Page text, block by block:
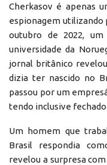
Cherkasov é apenas
espionagem utilizando
outubro de 2022,
universidade da
jornal britânico
dizia ter nascido no
passou por um
tendo inclusive
Um homem que
Brasil respondia
revelou a surpresa